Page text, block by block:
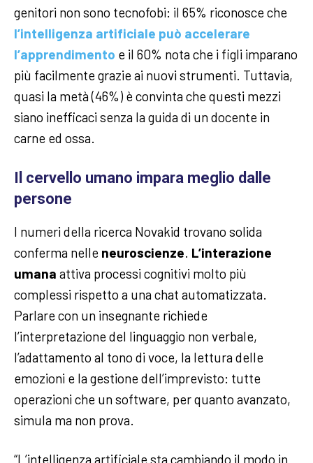
genitori non sono tecnofobi: il 65% riconosce che
l’intelligenza artificiale può accelerare
l’apprendimento e il 60% nota che i figli imparano
più facilmente grazie ai nuovi strumenti. Tuttavia,
quasi la metà (46%) è convinta che questi mezzi
siano inefficaci senza la guida di un docente in
carne ed ossa.
Il cervello umano impara meglio dalle
persone
I numeri della ricerca Novakid trovano solida
conferma nelle neuroscienze. L’interazione
umana attiva processi cognitivi molto più
complessi rispetto a una chat automatizzata.
Parlare con un insegnante richiede
l’interpretazione del linguaggio non verbale,
l’adattamento al tono di voce, la lettura delle
emozioni e la gestione dell’imprevisto: tutte
operazioni che un software, per quanto avanzato,
simula ma non prova.
“L’intelligenza artificiale sta cambiando il modo in